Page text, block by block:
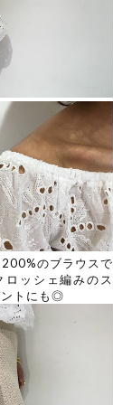
のブラウスで
ロッシェ編みのス
ントにも◎